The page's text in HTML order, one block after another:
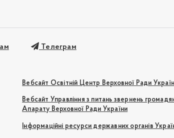
Телеграм
Вебсайт Освітній Центр Верховної Ради
Вебсайт Управління з питань звернень
Апарату Верховної Ради України
Інформаційні ресурси державних органів